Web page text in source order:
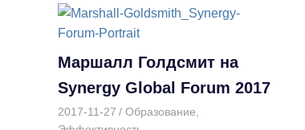
Маршалл Голдсмит на
Synergy Global Forum 2017
2017-11-27 Дмитрий
Образование